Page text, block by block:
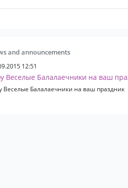
and announcements
12:51
Веселые Балалаечники на ваш
Веселые Балалаечники на ваш праздник